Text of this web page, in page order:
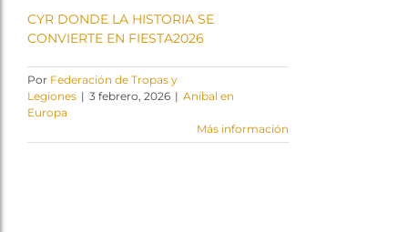
CYR DONDE LA HISTORIA SE
CONVIERTE EN FIESTA2026
Por Federación de Tropas y
Legiones | 3 febrero, 2026 | Aníbal en
Europa
Más información